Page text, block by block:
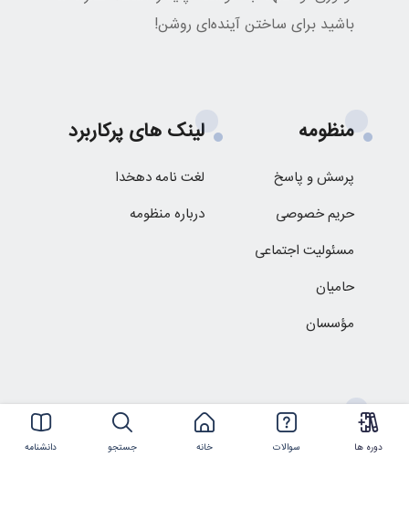
دوره ها سوالات خانه جستجو دانشنامه
باشید برای ساختن آینده‌ای روشن!
منظومه
پرسش و پاسخ
حریم خصوصی
مسئولیت اجتماعی
حامیان
مؤسسان
لینک های پرکاربرد
لغت نامه دهخدا
درباره منظومه
ارتباط با ما